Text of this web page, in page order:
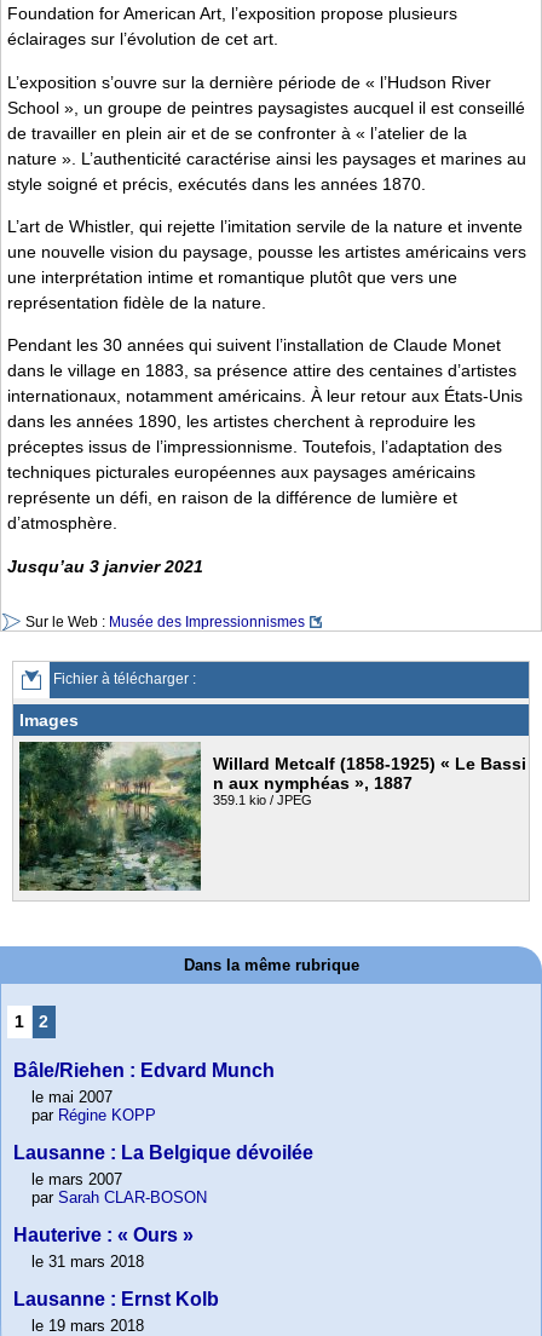
Foundation for American Art, l’exposition propose plusieurs
éclairages sur l’évolution de cet art.
L’exposition s’ouvre sur la dernière période de « l’Hudson River
School », un groupe de peintres paysagistes aucquel il est conseillé
de travailler en plein air et de se confronter à « l’atelier de la
nature ». L’authenticité caractérise ainsi les paysages et marines au
style soigné et précis, exécutés dans les années 1870.
L’art de Whistler, qui rejette l’imitation servile de la nature et invente
une nouvelle vision du paysage, pousse les artistes américains vers
une interprétation intime et romantique plutôt que vers une
représentation fidèle de la nature.
Pendant les 30 années qui suivent l’installation de Claude Monet
dans le village en 1883, sa présence attire des centaines d’artistes
internationaux, notamment américains. À leur retour aux États-Unis
dans les années 1890, les artistes cherchent à reproduire les
préceptes issus de l’impressionnisme. Toutefois, l’adaptation des
techniques picturales européennes aux paysages américains
représente un défi, en raison de la différence de lumière et
d’atmosphère.
Jusqu’au 3 janvier 2021
Sur le Web : Musée des Impressionnismes
Fichier à télécharger :
Images
Willard Metcalf (1858-1925) « Le Bassi
n aux nymphéas », 1887
359.1 kio / JPEG
Dans la même rubrique
1 2
Bâle/Riehen : Edvard Munch
le mai 2007
par Régine KOPP
Lausanne : La Belgique dévoilée
le mars 2007
par Sarah CLAR-BOSON
Hauterive : « Ours »
le 31 mars 2018
Lausanne : Ernst Kolb
le 19 mars 2018